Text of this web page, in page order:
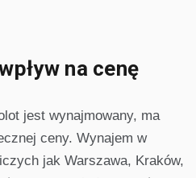
na cenę
jest wynajmowany, ma
ceny. Wynajem w
jak Warszawa, Kraków,